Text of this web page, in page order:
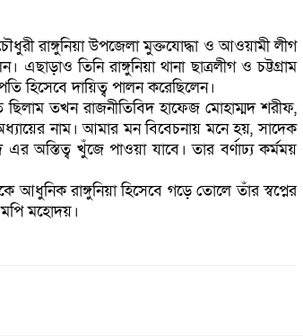
রাঙ্গুনিয়া উপজেলা মুক্তযোদ্ধা ও আওয়ামী লীগ
তিনি রাঙ্গুনিয়া থানা ছাত্রলীগ ও চট্টগ্রাম
হিসেবে দায়িত্ব পালন করেছিলেন।
তখন রাজনীতিবিদ হাফেজ মোহাম্মদ শরীফ,
নাম। আমার মন বিবেচনায় মনে হয়, সাদেক
অস্তিত্ব খুঁজে পাওয়া যাবে। তার বর্ণাঢ্য কর্মময়
আধুনিক রাঙ্গুনিয়া হিসেবে গড়ে তোলে তাঁর স্বপ্নের
মহোদয়।